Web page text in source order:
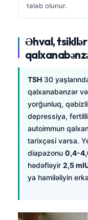
tələb olunur.
Əhval, tsikllər
TSH 30
qalxanabənzər
yorğunluq,
depressiya,
autoimmun
tarixçəsi varsa.
diapazonu 0,4-
hədəfləyir 2,5
ya hamiləliyin